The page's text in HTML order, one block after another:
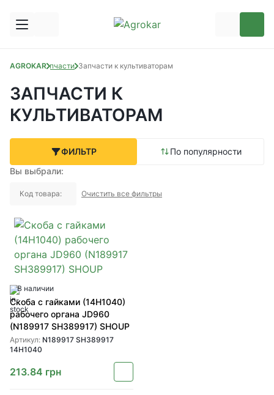
AGROKARЗапчасти Запчасти к культиваторам
ЗАПЧАСТИ К
КУЛЬТИВАТОРАМ
ФИЛЬТР
По популярности
Вы выбрали:
Код товара: Очистить все фильтры
В наличии
Скоба с гайками (14H1040)
рабочего органа JD960
(N189917 SH389917) SHOUP
Артикул: N189917 SH389917
14H1040
213.84 грн